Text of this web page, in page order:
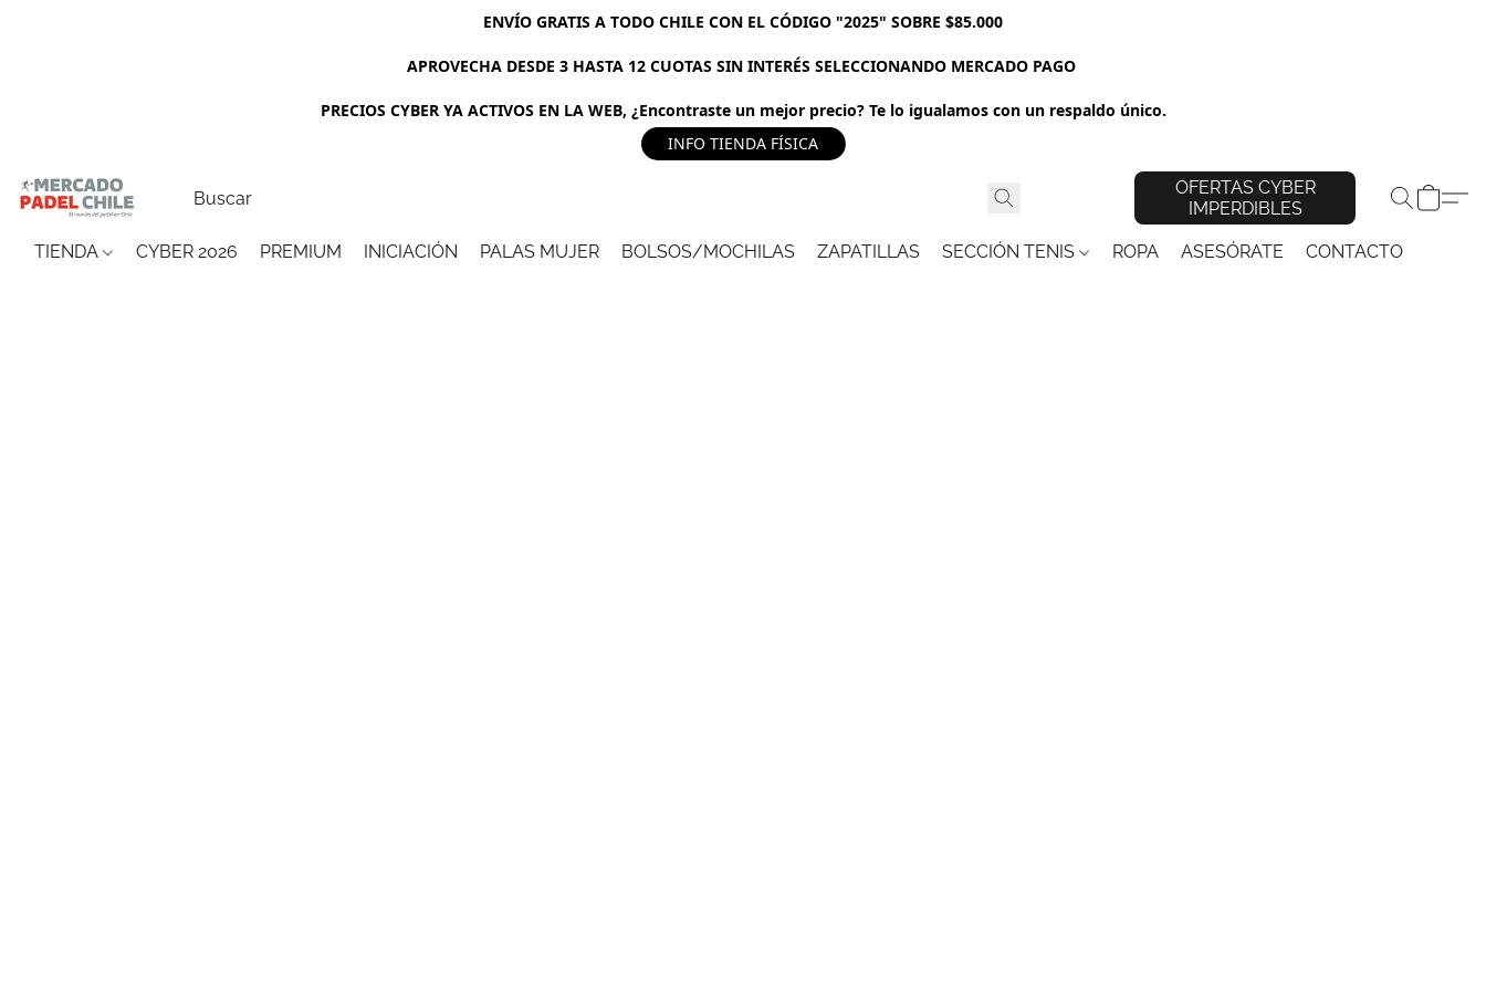
ENVÍO GRATIS A TODO CHILE CON EL CÓDIGO "2025" SOBRE $85.000
APROVECHA DESDE 3 HASTA 12 CUOTAS SIN INTERÉS SELECCIONANDO MERCADO PAGO
PRECIOS CYBER YA ACTIVOS EN LA WEB, ¿Encontraste un mejor precio? Te lo igualamos con un respaldo único.
INFO TIENDA FÍSICA
OFERTAS CYBER
IMPERDIBLES
TIENDA CYBER 2026 PREMIUM INICIACIÓN PALAS MUJER BOLSOS/MOCHILAS ZAPATILLAS SECCIÓN TENIS ROPA ASESÓRATE CONTACTO